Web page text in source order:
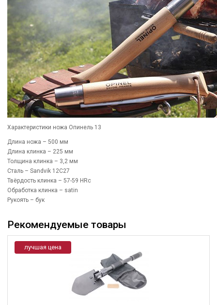
Характеристики ножа Опинель 13
Длина ножа – 500 мм
Длина клинка – 225 мм
Толщина клинка – 3,2 мм
Сталь – Sandvik 12C27
Твёрдость клинка – 57-59 HRc
Обработка клинка – satin
Рукоять – бук
Рекомендуемые товары
лучшая цена